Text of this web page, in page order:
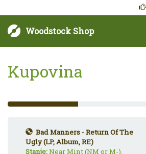
Woodstock Shop
Kupovina
33%
Complete
Bad Manners - Return Of The
Ugly (LP, Album, RE)
Stanje:Near Mint (NM or M-),